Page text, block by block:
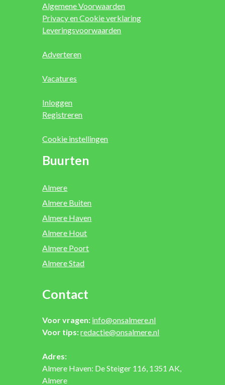
Algemene Voorwaarden
Privacy en Cookie verklaring
Leveringsvoorwaarden
Adverteren
Vacatures
Inloggen
Registreren
Cookie instellingen
Buurten
Almere
Almere Buiten
Almere Haven
Almere Hout
Almere Poort
Almere Stad
Contact
Voor vragen: info@onsalmere.nl
Voor tips:redactie@onsalmere.nl
Adres:
Almere Haven: De Steiger 116, 1351 AK,
Almere